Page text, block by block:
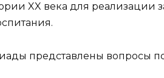
XX века для реализации
представлены вопросы